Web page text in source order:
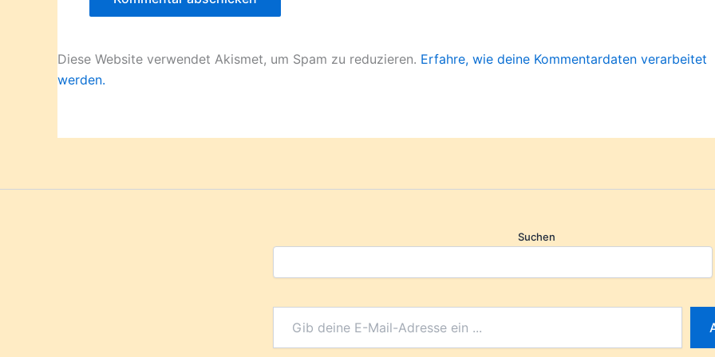
Diese Website verwendet Akismet, um Spam zu reduzieren. Erfahre, wie deine Kommentardaten verarbeitet
werden.
Suchen